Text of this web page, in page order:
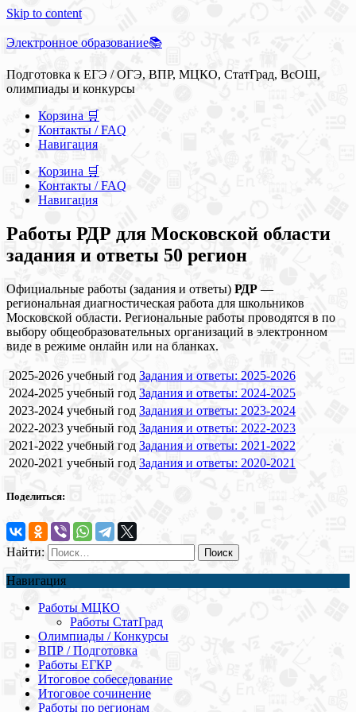
Skip to content
Электронное образование📚
Подготовка к ЕГЭ / ОГЭ, ВПР, МЦКО, СтатГрад, ВсОШ,
олимпиады и конкурсы
Корзина 🛒
Контакты / FAQ
Навигация
Корзина 🛒
Контакты / FAQ
Навигация
Работы РДР для Московской области
задания и ответы 50 регион
Официальные работы (задания и ответы) РДР—
региональная диагностическая работа для школьников
Московской области. Региональные работы проводятся в по
выбору общеобразовательных организаций в электронном
виде в режиме онлайн или на бланках.
2025-2026 учебный год Задания и ответы: 2025-2026
2024-2025 учебный год Задания и ответы: 2024-2025
2023-2024 учебный год Задания и ответы: 2023-2024
2022-2023 учебный год Задания и ответы: 2022-2023
2021-2022 учебный год Задания и ответы: 2021-2022
2020-2021 учебный год Задания и ответы: 2020-2021
Поделиться:
Найти:
Навигация
Работы МЦКО
Работы СтатГрад
Олимпиады / Конкурсы
ВПР / Подготовка
Работы ЕГКР
Итоговое собеседование
Итоговое сочинение
Работы по регионам